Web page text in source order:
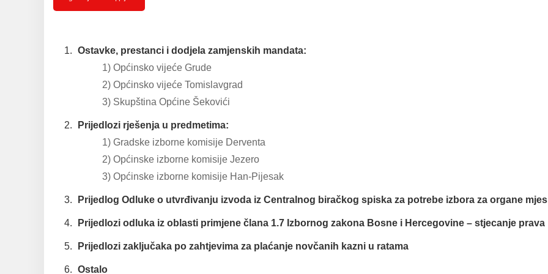
Ostavke, prestanci i dodjela zamjenskih mandata:
1) Općinsko vijeće Grude
2) Općinsko vijeće Tomislavgrad
3) Skupština Općine Šekovići
Prijedlozi rješenja u predmetima:
1) Gradske izborne komisije Derventa
2) Općinske izborne komisije Jezero
3) Općinske izborne komisije Han-Pijesak
Prijedlog Odluke o utvrđivanju izvoda iz Centralnog biračkog spiska za potrebe izbora za organe
Prijedlozi odluka iz oblasti primjene člana 1.7 Izbornog zakona Bosne i Hercegovine – stjecanje
Prijedlozi zaklјučaka po zahtjevima za plaćanje novčanih kazni u ratama
Ostalo